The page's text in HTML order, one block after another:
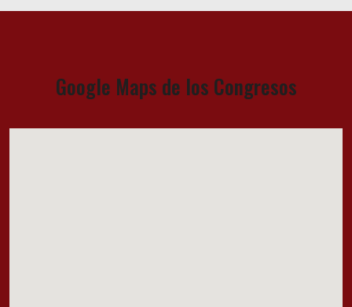
Google Maps de los Congresos